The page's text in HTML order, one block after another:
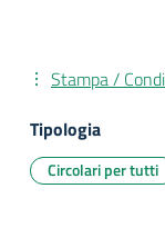
Stampa /
Tipologia
Circolari per tutti